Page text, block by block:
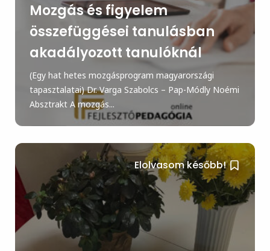
Mozgás és figyelem
összefüggései tanulásban
akadályozott tanulóknál
(Egy hat hetes mozgásprogram magyarországi
tapasztalatai) Dr. Varga Szabolcs – Pap-Módly Noémi
Absztrakt A mozgás...
Elolvasom később!